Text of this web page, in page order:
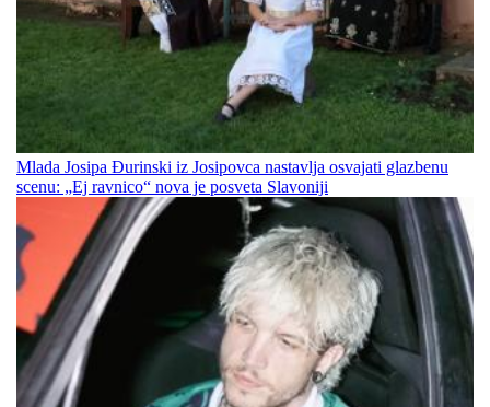
Mlada Josipa Đurinski iz Josipovca nastavlja osvajati glazbenu
scenu: „Ej ravnico“ nova je posveta Slavoniji